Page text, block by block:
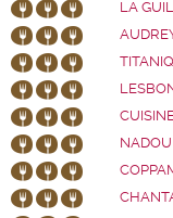
LA
NADOU